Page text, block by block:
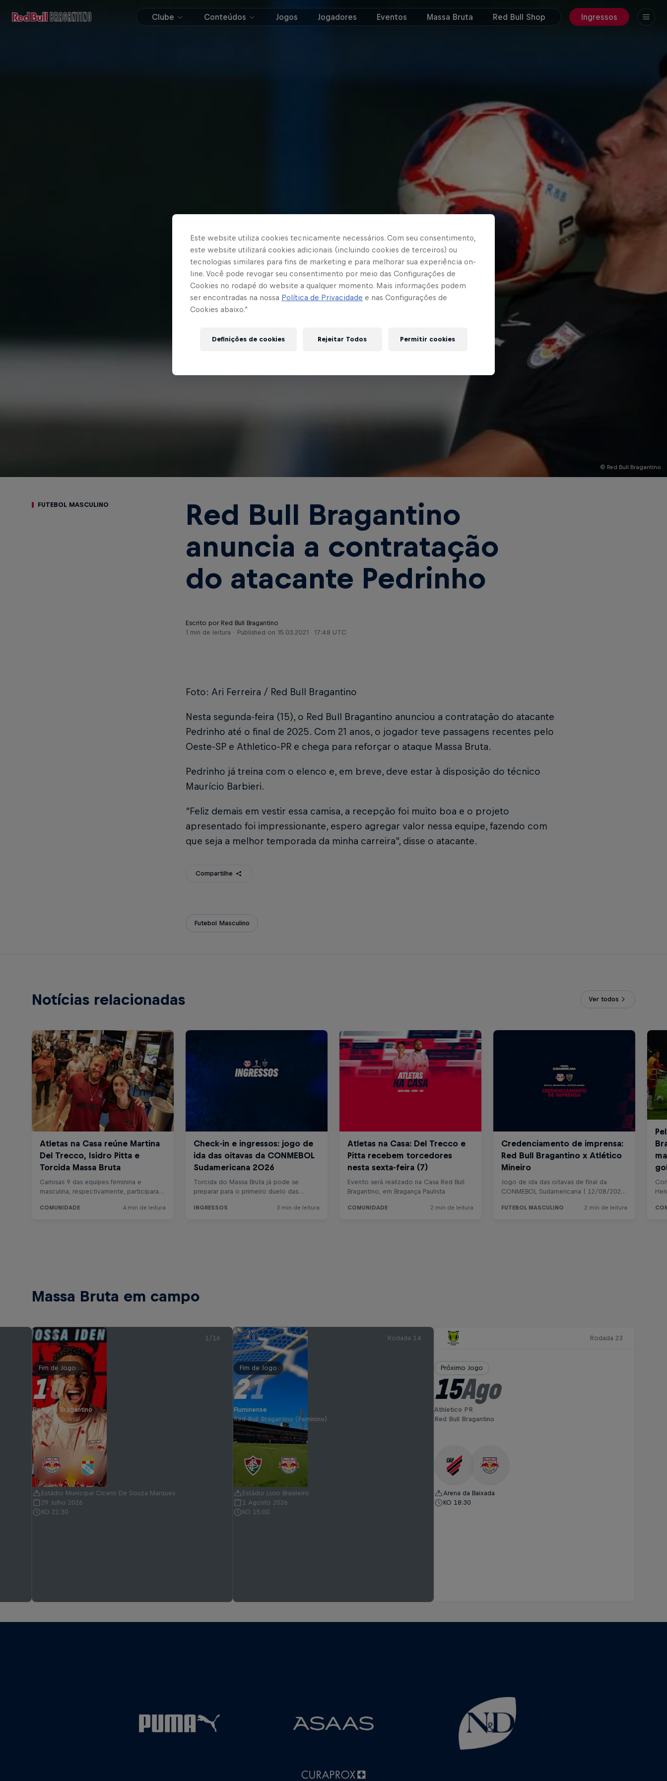
Clube Conteúdos Jogos Jogadores Eventos Massa Bruta Red Bull Shop Ingressos
© Red Bull Bragantino
FUTEBOL MASCULINO
Red Bull Bragantino
anuncia a contratação
do atacante Pedrinho
Escrito por Red Bull Bragantino
1 min de leitura
Published on 15.03.2021 · 17:48 UTC
Foto: Ari Ferreira / Red Bull Bragantino
Nesta segunda-feira (15), o Red Bull Bragantino anunciou a contratação do atacante
Pedrinho até o final de 2025. Com 21 anos, o jogador teve passagens recentes pelo
Oeste-SP e Athletico-PR e chega para reforçar o ataque Massa Bruta.
Pedrinho já treina com o elenco e, em breve, deve estar à disposição do técnico
Maurício Barbieri.
“Feliz demais em vestir essa camisa, a recepção foi muito boa e o projeto
apresentado foi impressionante, espero agregar valor nessa equipe, fazendo com
que seja a melhor temporada da minha carreira”, disse o atacante.
Compartilhe
Futebol Masculino
Notícias relacionadas Ver todos
Massa Bruta em campo
1/16
Fim de Jogo
1-0
Red Bull Bragantino
Sporting Cristal
Estádio Municipal Cicero De Souza Marques
29 Julho 2026
KO 21:30
Rodada 14
Fim de Jogo
2-1
Fluminense
Red Bull Bragantino (Feminino)
Estádio Luso Brasileiro
1 Agosto 2026
KO 15:00
Rodada 23
Próximo Jogo
15Ago
Athletico PR
Red Bull Bragantino
Arena da Baixada
KO 18:30
Este website utiliza cookies tecnicamente necessários. Com seu consentimento,
este website utilizará cookies adicionais (incluindo cookies de terceiros) ou
tecnologias similares para fins de marketing e para melhorar sua experiência on-
line. Você pode revogar seu consentimento por meio das Configurações de
Cookies no rodapé do website a qualquer momento. Mais informações podem
ser encontradas na nossa Política de Privacidade e nas Configurações de
Cookies abaixo.”
Definições de cookies Rejeitar Todos Permitir cookies